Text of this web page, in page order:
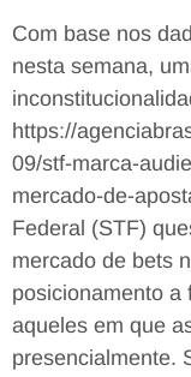
Com base nos
nesta semana,
https://
09/stf-marca-
mercado-de-
Federal (STF)
mercado de bets
posicionamento a
aqueles em que
presencialmente.